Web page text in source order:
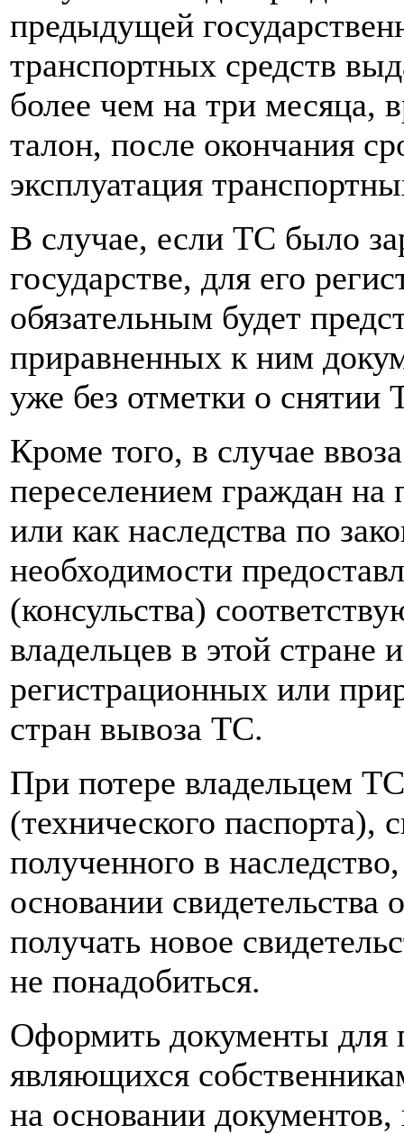
предыдущей
транспортных средств
более чем на три месяца,
талон, после окончания
эксплуатация
В случае, если ТС было
государстве, для его
обязательным будет
приравненных к ним
уже без отметки о снятии
Кроме того, в случае
переселением граждан на
или как наследства по
необходимости
(консульства)
владельцев в этой стране
регистрационных или
стран вывоза ТС.
При потере владельцем
(технического паспорта),
полученного в
основании свидетельства
получать новое
не понадобиться.
Оформить документы для
являющихся
на основании